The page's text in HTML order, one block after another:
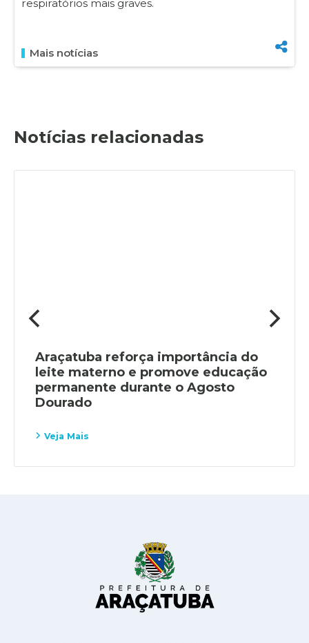
respiratórios mais graves.
Mais notícias
Notícias relacionadas
Araçatuba reforça importância do
leite materno e promove educação
permanente durante o Agosto
Dourado
Veja Mais